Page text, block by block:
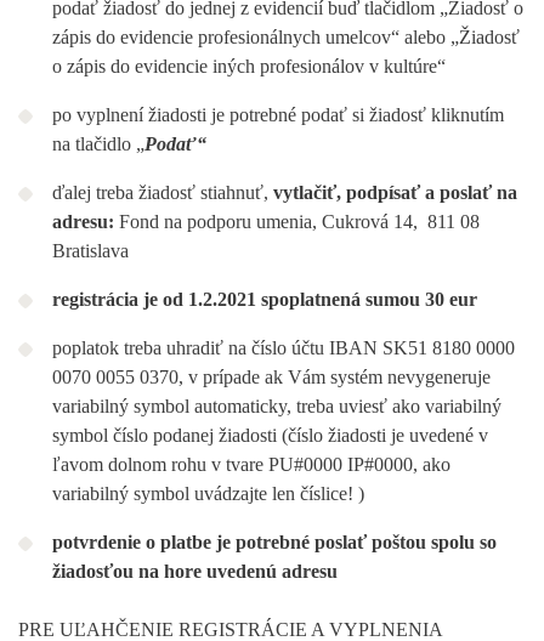
podať žiadosť do jednej z evidencií buď tlačidlom „Žiadosť o
zápis do evidencie profesionálnych umelcov“ alebo „Žiadosť
o zápis do evidencie iných profesionálov v kultúre“
po vyplnení žiadosti je potrebné podať si žiadosť kliknutím
na tlačidlo „Podať“
ďalej treba žiadosť stiahnuť, vytlačiť, podpísať a poslať na
adresu: Fond na podporu umenia, Cukrová 14, 811 08
Bratislava
registrácia je od 1.2.2021 spoplatnená sumou 30 eur
poplatok treba uhradiť na číslo účtu IBAN SK51 8180 0000
0070 0055 0370, v prípade ak Vám systém nevygeneruje
variabilný symbol automaticky, treba uviesť ako variabilný
symbol číslo podanej žiadosti (číslo žiadosti je uvedené v
ľavom dolnom rohu v tvare PU#0000 IP#0000, ako
variabilný symbol uvádzajte len číslice! )
potvrdenie o platbe je potrebné poslať poštou spolu so
žiadosťou na hore uvedenú adresu
PRE UĽAHČENIE REGISTRÁCIE A VYPLNENIA